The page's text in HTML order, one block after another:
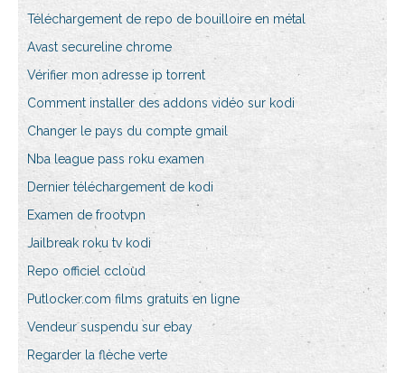
Téléchargement de repo de bouilloire en métal
Avast secureline chrome
Vérifier mon adresse ip torrent
Comment installer des addons vidéo sur kodi
Changer le pays du compte gmail
Nba league pass roku examen
Dernier téléchargement de kodi
Examen de frootvpn
Jailbreak roku tv kodi
Repo officiel ccloud
Putlocker.com films gratuits en ligne
Vendeur suspendu sur ebay
Regarder la flèche verte